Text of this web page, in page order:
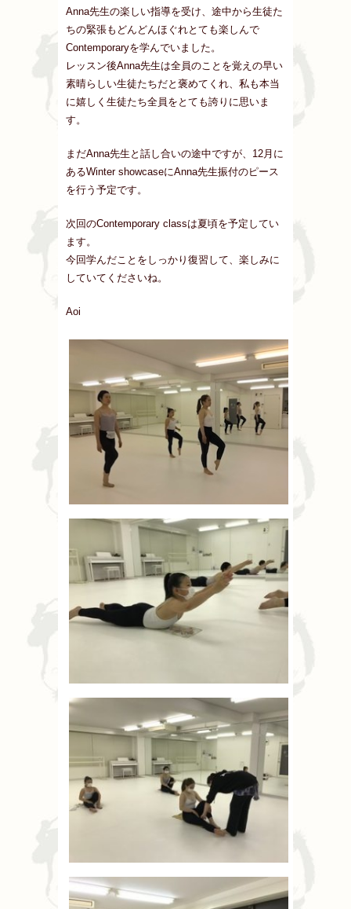
Anna先生の楽しい指導を受け、途中から生徒た
ちの緊張もどんどんほぐれとても楽しんで
Contemporaryを学んでいました。
レッスン後Anna先生は全員のことを覚えの早い
素晴らしい生徒たちだと褒めてくれ、私も本当
に嬉しく生徒たち全員をとても誇りに思いま
す。
まだAnna先生と話し合いの途中ですが、12月に
あるWinter showcaseにAnna先生振付のピース
を行う予定です。
次回のContemporary classは夏頃を予定してい
ます。
今回学んだことをしっかり復習して、楽しみに
していてくださいね。
Aoi